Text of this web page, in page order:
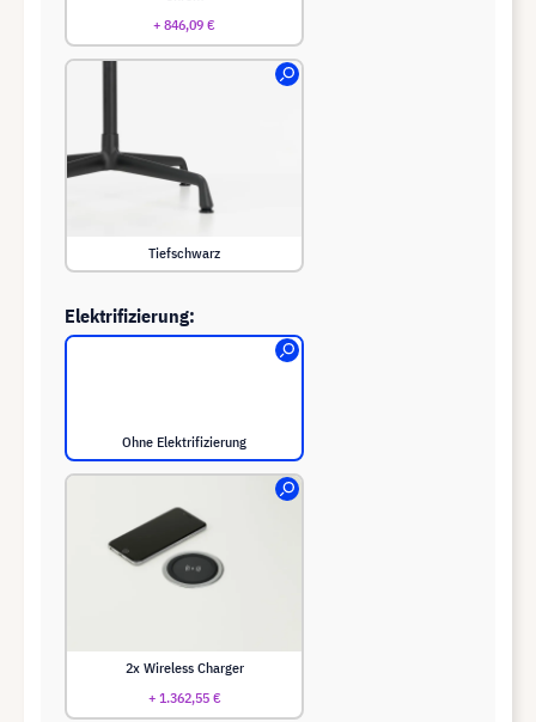
+ 846,09 €
Tiefschwarz
Elektrifizierung:
Ohne Elektrifizierung
2x Wireless Charger
+ 1.362,55 €